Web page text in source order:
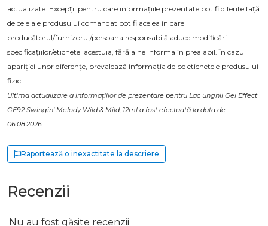
actualizate. Excepții pentru care informațiile prezentate pot fi diferite față
de cele ale produsului comandat pot fi acelea în care
producătorul/furnizorul/persoana responsabilă aduce modificări
specificațiilor/etichetei acestuia, fără a ne informa în prealabil. În cazul
apariției unor diferențe, prevalează informația de pe etichetele produsului
fizic.
Ultima actualizare a informațiilor de prezentare pentru Lac unghii Gel Effect
GE92 Swingin' Melody Wild & Mild, 12ml a fost efectuată la data de
06.08.2026
Raportează o inexactitate la descriere
Recenzii
Nu au fost găsite recenzii